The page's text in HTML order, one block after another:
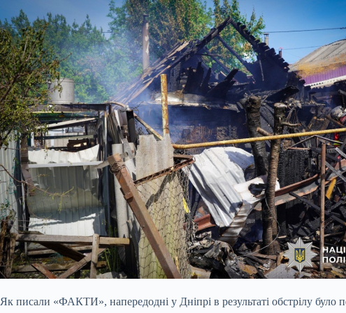
Як писали «ФАКТИ», напередодні у Дніпрі в результаті обстрілу